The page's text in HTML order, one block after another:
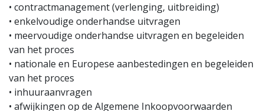
• contractmanagement (verlenging, uitbreiding)
• enkelvoudige onderhandse uitvragen
• meervoudige onderhandse uitvragen en begeleiden
van het proces
• nationale en Europese aanbestedingen en begeleiden
van het proces
• inhuuraanvragen
• afwijkingen op de Algemene Inkoopvoorwaarden